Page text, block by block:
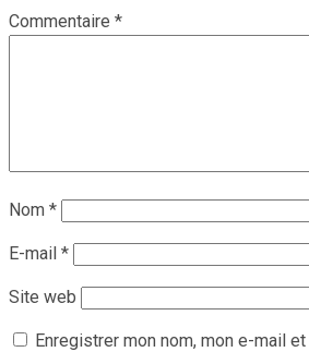
Commentaire *
Nom *
E-mail *
Site web
Enregistrer mon nom, mon e-mail